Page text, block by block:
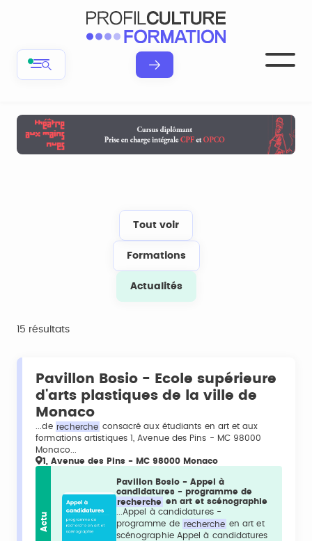
Tout voir
Formations
Actualités
15 résultats
Pavillon Bosio - Ecole supérieure
d'arts plastiques de la ville de
Monaco
...de recherche consacré aux étudiants en art et aux
formations artistiques 1, Avenue des Pins - MC 98000
Monaco...
1, Avenue des Pins - MC 98000 Monaco
Actu
Pavillon Bosio - Appel à
candidatures - programme de
recherche en art et scénographie
...Appel à candidatures -
programme de recherche en art et
scénographie Appel à candidatures